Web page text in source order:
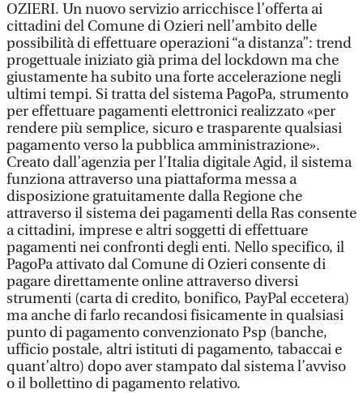
OZIERI. Un nuovo servizio arricchisce l’offerta ai
cittadini del Comune di Ozieri nell’ambito delle
possibilità di effettuare operazioni “a distanza”: trend
progettuale iniziato già prima del lockdown ma che
giustamente ha subito una forte accelerazione negli
ultimi tempi. Si tratta del sistema PagoPa, strumento
per effettuare pagamenti elettronici realizzato «per
rendere più semplice, sicuro e trasparente qualsiasi
pagamento verso la pubblica amministrazione».
Creato dall’agenzia per l’Italia digitale Agid, il sistema
funziona attraverso una piattaforma messa a
disposizione gratuitamente dalla Regione che
attraverso il sistema dei pagamenti della Ras consente
a cittadini, imprese e altri soggetti di effettuare
pagamenti nei confronti degli enti. Nello specifico, il
PagoPa attivato dal Comune di Ozieri consente di
pagare direttamente online attraverso diversi
strumenti (carta di credito, bonifico, PayPal eccetera)
ma anche di farlo recandosi fisicamente in qualsiasi
punto di pagamento convenzionato Psp (banche,
ufficio postale, altri istituti di pagamento, tabaccai e
quant’altro) dopo aver stampato dal sistema l’avviso
o il bollettino di pagamento relativo.